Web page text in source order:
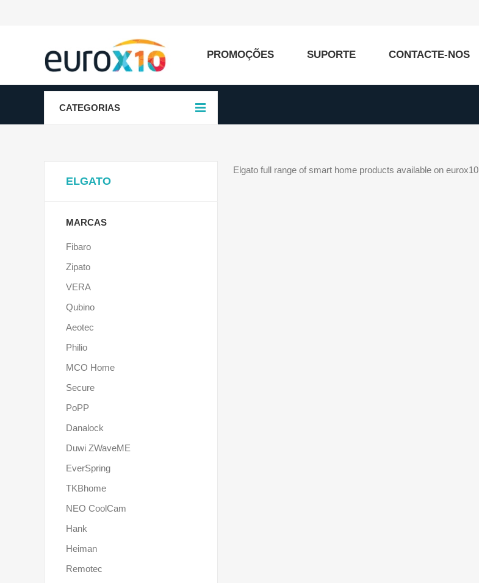
PROMOÇÕES SUPORTE CONTACTE-NOS
CATEGORIAS
Elgato full range of smart home products available on eurox10
ELGATO
MARCAS
Fibaro
Zipato
VERA
Qubino
Aeotec
Philio
MCO Home
Secure
PoPP
Danalock
Duwi ZWaveME
EverSpring
TKBhome
NEO CoolCam
Hank
Heiman
Remotec